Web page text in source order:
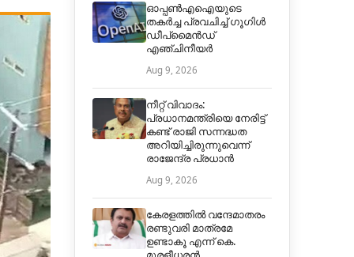
ഓപ്പൺഎഐയുടെ
തകർച്ച പ്രവചിച്ച് ഗൂഗിൾ
ഡീപ്മൈൻഡ്
എഞ്ചിനീയർ
Aug 9, 2026
നീറ്റ് വിവാദം:
പ്രധാനമന്ത്രിയെ നേരിട്ട്
കണ്ട് രാജി സന്നദ്ധത
അറിയിച്ചിരുന്നുവെന്ന്
രാജേന്ദ്ര പ്രധാൻ
Aug 9, 2026
കേരളത്തിൽ വന്ദേമാതരം
രണ്ടുവരി മാത്രമേ
ഉണ്ടാകൂ എന്ന് കെ.